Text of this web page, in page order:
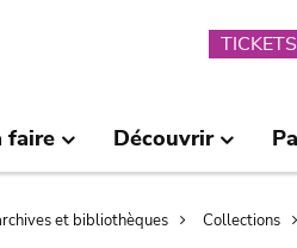
TICKETS
faire Découvrir
et bibliothèques Collections